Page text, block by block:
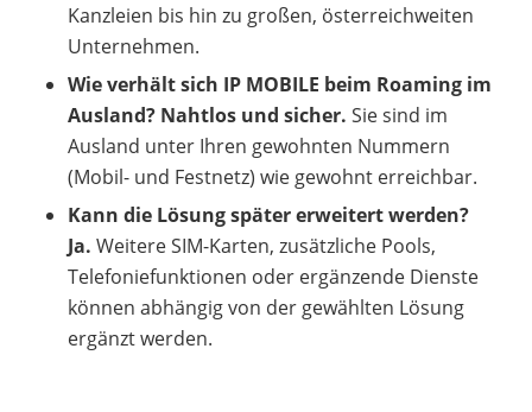
Kanzleien bis hin zu großen, österreichweiten
Unternehmen.
Wie verhält sich IP MOBILE beim Roaming im
Ausland? Nahtlos und sicher. Sie sind im
Ausland unter Ihren gewohnten Nummern
(Mobil- und Festnetz) wie gewohnt erreichbar.
Kann die Lösung später erweitert werden?
Ja. Weitere SIM-Karten, zusätzliche Pools,
Telefoniefunktionen oder ergänzende Dienste
können abhängig von der gewählten Lösung
ergänzt werden.